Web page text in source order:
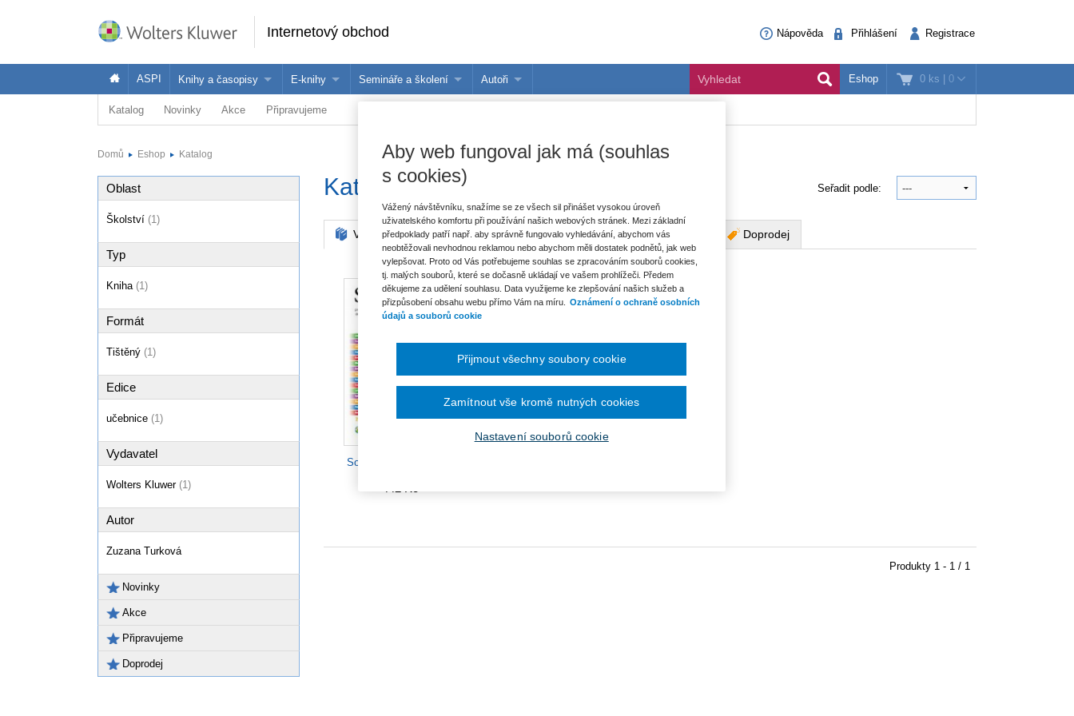
Internetový obchod Nápověda Přihlášení Registrace
0 ks | 0
Eshop
ASPI Knihy a časopisy
Knihy
E-knihy
Jak na naše e-knihy?
Semináře a školení Autoři
Katalog Novinky Akce Připravujeme
Domů Eshop Katalog
Katalog Seřadit podle:
Všechny produkty Akce Novinky Připravujeme Doprodej
Somatologie, 7. vydání
Produkty 1 - 1 / 1
Oblast
Školství (1)
Typ
Kniha (1)
Formát
Tištěný (1)
Edice
učebnice (1)
Vydavatel
Wolters Kluwer (1)
Autor
Zuzana Turková
Novinky
Akce
Připravujeme
Doprodej
Aby web fungoval jak má (souhlas
s cookies)
Vážený návštěvníku, snažíme se ze všech sil přinášet vysokou úroveň
uživatelského komfortu při používání našich webových stránek. Mezi základní
předpoklady patří např. aby správně fungovalo vyhledávání, abychom vás
neobtěžovali nevhodnou reklamou nebo abychom měli dostatek podnětů, jak web
vylepšovat. Proto od Vás potřebujeme souhlas se zpracováním souborů cookies,
tj. malých souborů, které se dočasně ukládají ve vašem prohlížeči. Předem
děkujeme za udělení souhlasu. Data využijeme ke zlepšování našich služeb a
přizpůsobení obsahu webu přímo Vám na míru.
Oznámení o ochraně osobních
údajů a souborů cookie
Nastavení souborů cookie
Zamítnout vše kromě nutných cookies
Přijmout všechny soubory cookie